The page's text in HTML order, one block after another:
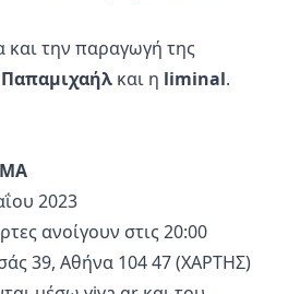
και την παραγωγή της
Παπαμιχαήλ και η liminal.
2023
ανοίγουν στις 20:00
39, Αθήνα 104 47 (ΧΑΡΤΗΣ)